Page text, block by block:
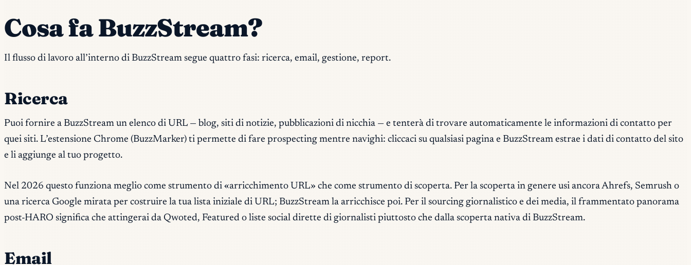
Cosa fa BuzzStream?
Il flusso di lavoro all’interno di BuzzStream segue quattro fasi: ricerca, email, gestione, report.
Ricerca
Puoi fornire a BuzzStream un elenco di URL — blog, siti di notizie, pubblicazioni di nicchia — e tenterà di trovare automaticamente le informazioni di contatto per
quei siti. L’estensione Chrome (BuzzMarker) ti permette di fare prospecting mentre navighi: cliccaci su qualsiasi pagina e BuzzStream estrae i dati di contatto del sito
e li aggiunge al tuo progetto.
Nel 2026 questo funziona meglio come strumento di «arricchimento URL» che come strumento di scoperta. Per la scoperta in genere usi ancora Ahrefs, Semrush o
una ricerca Google mirata per costruire la tua lista iniziale di URL; BuzzStream la arricchisce poi. Per il sourcing giornalistico e dei media, il frammentato panorama
post-HARO significa che attingerai da Qwoted, Featured o liste social dirette di giornalisti piuttosto che dalla scoperta nativa di BuzzStream.
Email